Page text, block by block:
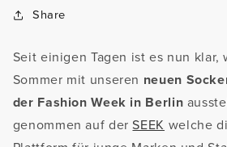
Share
Seit einigen Tagen ist es nun klar,
Sommer mit unseren neuen
der Fashion Week in Berlin
genommen auf derSEEK welche